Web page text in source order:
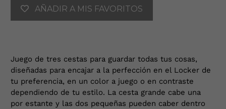
AÑADIR A MIS FAVORITOS
Juego de tres cestas para guardar todas tus cosas,
diseñadas para encajar a la perfección en el Locker de
tu preferencia, en un color a juego o en contraste
dependiendo de tu estilo. La cesta grande cabe una
por estante y las dos pequeñas pueden caber dentro